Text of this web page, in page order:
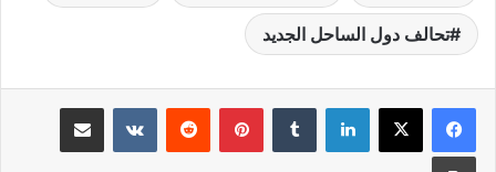
تحالف دول الساحل الجديد
لينكدإن بينتيريست